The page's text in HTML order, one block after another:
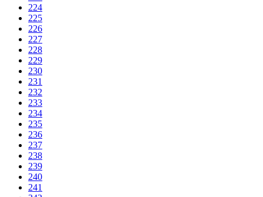
224
225
226
227
228
229
230
231
232
233
234
235
236
237
238
239
240
241